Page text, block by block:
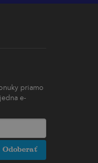
priamo
e-
Odoberať